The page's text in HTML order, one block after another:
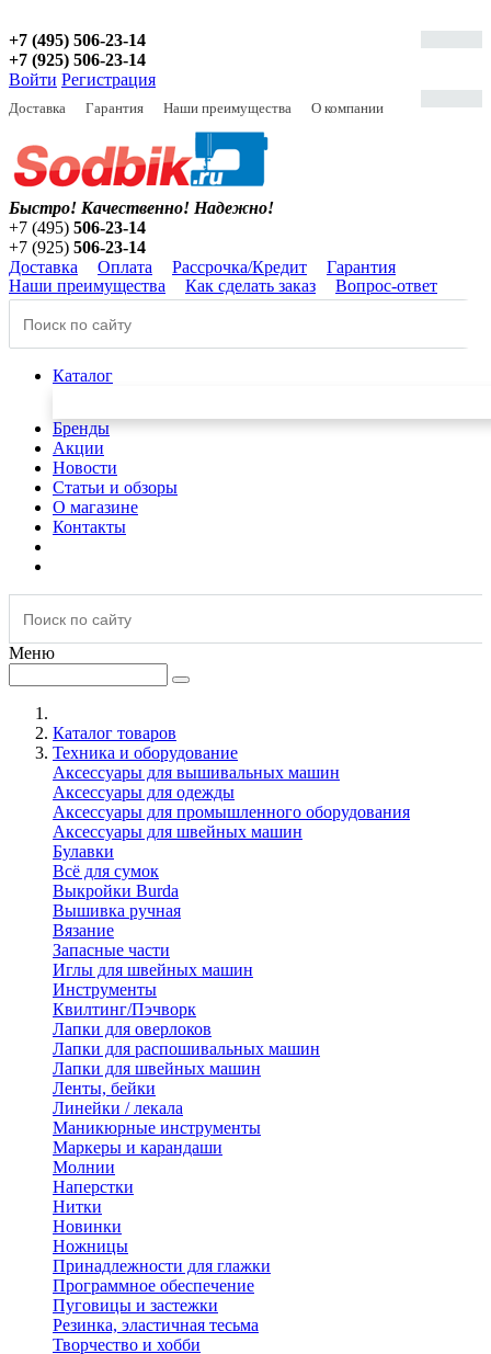
+7 (495) 506-23-14
+7 (925) 506-23-14
Войти Регистрация
Доставка Гарантия Наши преимущества О компании
Быстро! Качественно! Надежно!
+7 (495) 506-23-14
+7 (925) 506-23-14
Доставка
Оплата Рассрочка/Кредит
Гарантия
Наши преимущества
Как сделать заказ Вопрос-ответ
Каталог
Бренды
Акции
Новости
Статьи и обзоры
О магазине
Контакты
Меню
Каталог товаров
Техника и оборудование
Аксессуары для вышивальных машин
Аксессуары для одежды
Аксессуары для промышленного оборудования
Аксессуары для швейных машин
Булавки
Всё для сумок
Выкройки Burda
Вышивка ручная
Вязание
Запасные части
Иглы для швейных машин
Инструменты
Квилтинг/Пэчворк
Лапки для оверлоков
Лапки для распошивальных машин
Лапки для швейных машин
Ленты, бейки
Линейки / лекала
Маникюрные инструменты
Маркеры и карандаши
Молнии
Наперстки
Нитки
Новинки
Ножницы
Принадлежности для глажки
Программное обеспечение
Пуговицы и застежки
Резинка, эластичная тесьма
Творчество и хобби